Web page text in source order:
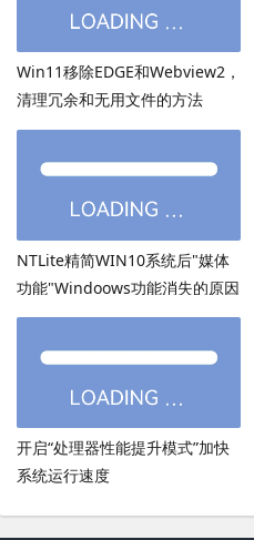
Win11移除EDGE和Webview2，
清理冗余和无用文件的方法
NTLite精简WIN10系统后"媒体
功能"Windoows功能消失的原因
开启“处理器性能提升模式”加快
系统运行速度